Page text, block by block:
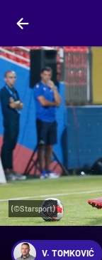
(©Starsport)
V. TOMKOVIĆ